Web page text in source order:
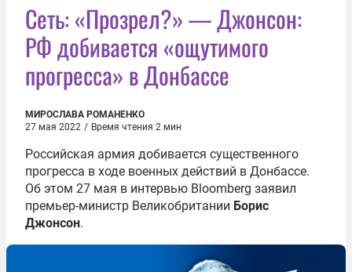
Сеть: «Прозрел?» — Джонсон:
РФ добивается «ощутимого
прогресса» в Донбассе
МИРОСЛАВА РОМАНЕНКО
27 мая 2022 / Время чтения 2 мин
Российская армия добивается существенного
прогресса в ходе военных действий в Донбассе.
Об этом 27 мая в интервью Bloomberg заявил
премьер-министр Великобритании Борис
Джонсон.